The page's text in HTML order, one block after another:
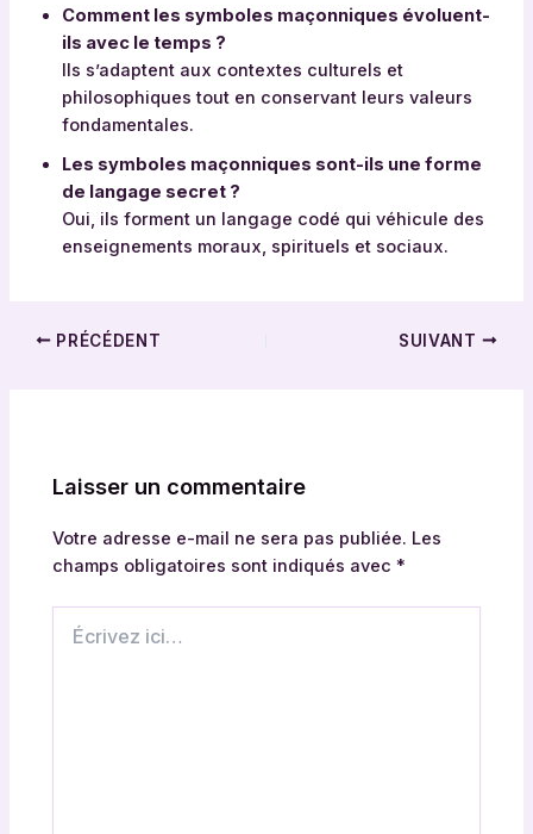
Comment les symboles maçonniques évoluent-
ils avec le temps ?
Ils s’adaptent aux contextes culturels et
philosophiques tout en conservant leurs valeurs
fondamentales.
Les symboles maçonniques sont-ils une forme
de langage secret ?
Oui, ils forment un langage codé qui véhicule des
enseignements moraux, spirituels et sociaux.
PRÉCÉDENT SUIVANT
Laisser un commentaire
Votre adresse e-mail ne sera pas publiée. Les
champs obligatoires sont indiqués avec*
ici…